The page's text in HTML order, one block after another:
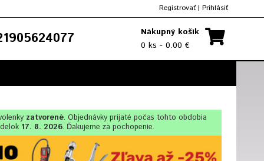
Registrovať | Prihlásiť
Nákupný košík
0 ks - 0.00 €
zatvorené. Objednávky prijaté počas tohto obdobia
17. 8. 2026. Ďakujeme za pochopenie.